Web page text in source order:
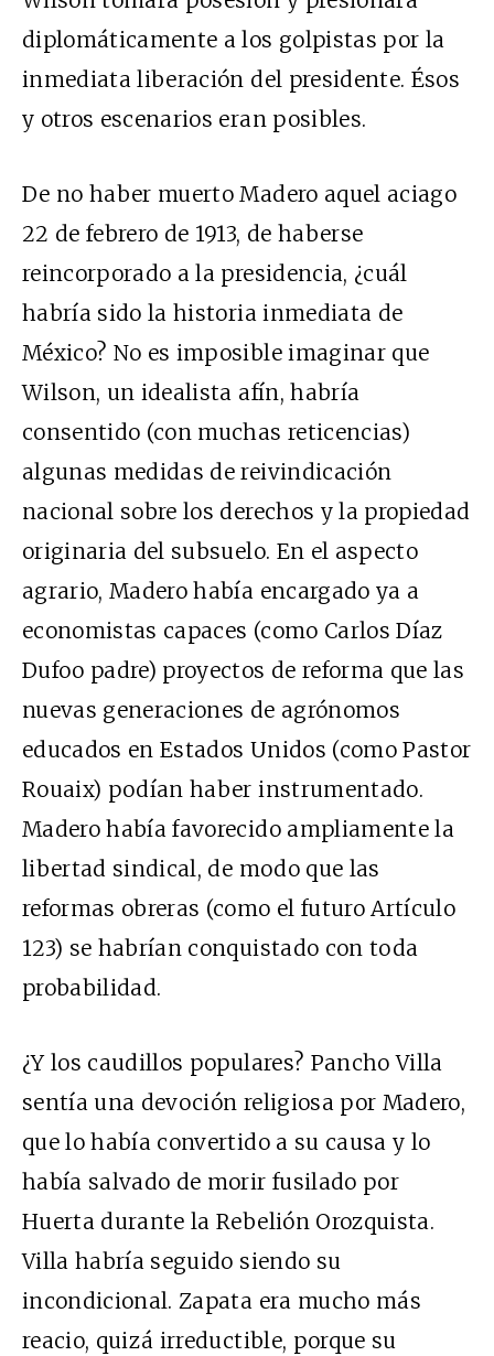
diplomáticamente a los golpistas por la
inmediata liberación del presidente. Ésos
y otros escenarios eran posibles.
De no haber muerto Madero aquel aciago
22 de febrero de 1913, de haberse
reincorporado a la presidencia, ¿cuál
habría sido la historia inmediata de
México? No es imposible imaginar que
Wilson, un idealista afín, habría
consentido (con muchas reticencias)
algunas medidas de reivindicación
nacional sobre los derechos y la propiedad
originaria del subsuelo. En el aspecto
agrario, Madero había encargado ya a
economistas capaces (como Carlos Díaz
Dufoo padre) proyectos de reforma que las
nuevas generaciones de agrónomos
educados en Estados Unidos (como Pastor
Rouaix) podían haber instrumentado.
Madero había favorecido ampliamente la
libertad sindical, de modo que las
reformas obreras (como el futuro Artículo
123) se habrían conquistado con toda
probabilidad.
¿Y los caudillos populares? Pancho Villa
sentía una devoción religiosa por Madero,
que lo había convertido a su causa y lo
había salvado de morir fusilado por
Huerta durante la Rebelión Orozquista.
Villa habría seguido siendo su
incondicional. Zapata era mucho más
reacio, quizá irreductible, porque su